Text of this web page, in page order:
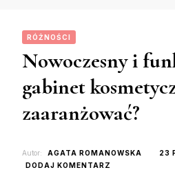
RÓŻNOŚCI
Nowoczesny i
gabinet
zaaranżować?
Autor: AGATA ROMANOWSKA
23
DODAJ KOMENTARZ